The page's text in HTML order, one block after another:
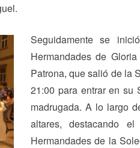
Seguidamente se
Hermandades de
Patrona, que salió de la
21:00 para entrar en su
madrugada. A lo largo
altares, destacando
Hermandades de la